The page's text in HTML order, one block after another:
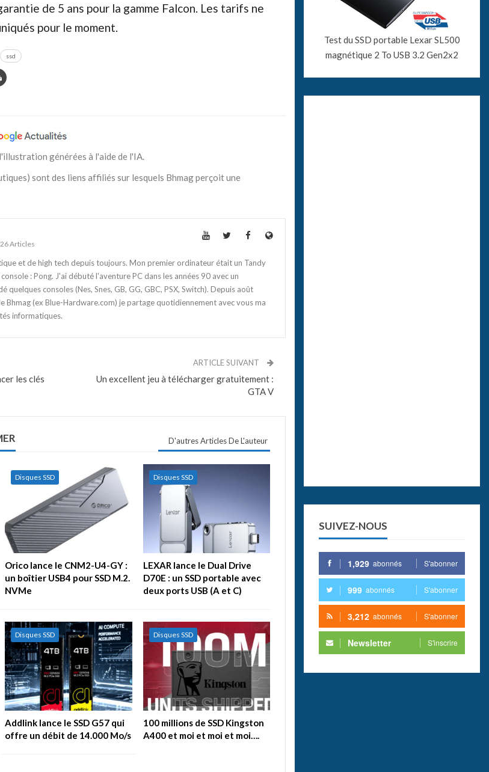
de 5 ans pour la gamme Falcon. Les tarifs ne
pour le moment.
ssd
générées à l'aide de l'IA.
sont des liens affiliés sur lesquels Bhmag perçoit une
Articles
et de high tech depuis toujours. Mon premier ordinateur était un Tandy
: Pong. J'ai débuté l'aventure PC dans les années 90 avec un
quelques consoles (Nes, Snes, GB, GG, GBC, PSX, Switch). Depuis août
Bhmag (ex Blue-Hardware.com) je partage quotidiennement avec vous ma
informatiques.
les clés
ARTICLE SUIVANT
Un excellent jeu à télécharger gratuitement :
GTA V
D'autres Articles De L'auteur
Disques SSD
Orico lance le CNM2-U4-GY :
un boîtier USB4 pour SSD M.2.
NVMe
Disques SSD
LEXAR lance le Dual Drive
D70E : un SSD portable avec
deux ports USB (A et C)
Disques SSD
Addlink lance le SSD G57 qui
offre un débit de 14.000 Mo/s
Disques SSD
100 millions de SSD Kingston
A400 et moi et moi et moi….
Test du SSD portable Lexar SL500
magnétique 2 To USB 3.2 Gen2x2
SUIVEZ-NOUS
1,929 abonnés S'abonner
999 abonnés S'abonner
3,212 abonnés S'abonner
Newsletter S'inscrire